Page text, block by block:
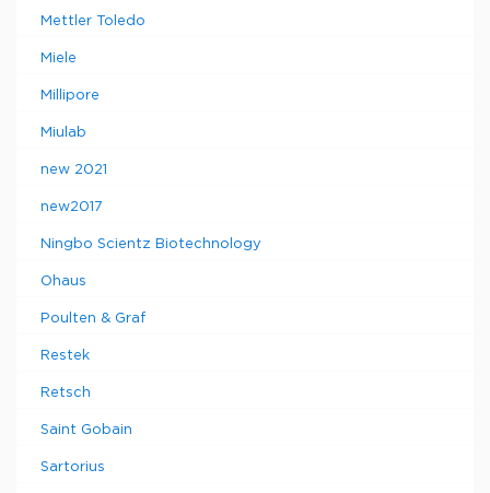
Mettler Toledo
Miele
Millipore
Miulab
new 2021
new2017
Ningbo Scientz Biotechnology
Ohaus
Poulten & Graf
Restek
Retsch
Saint Gobain
Sartorius